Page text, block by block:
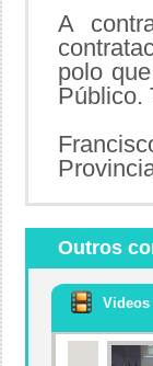
A
polo
Público.
Outros
Videos